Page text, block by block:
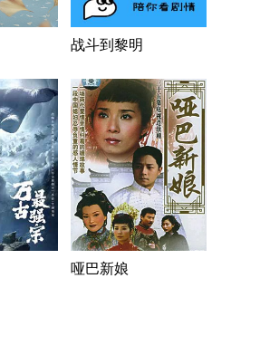
战斗到黎明
哑巴新娘